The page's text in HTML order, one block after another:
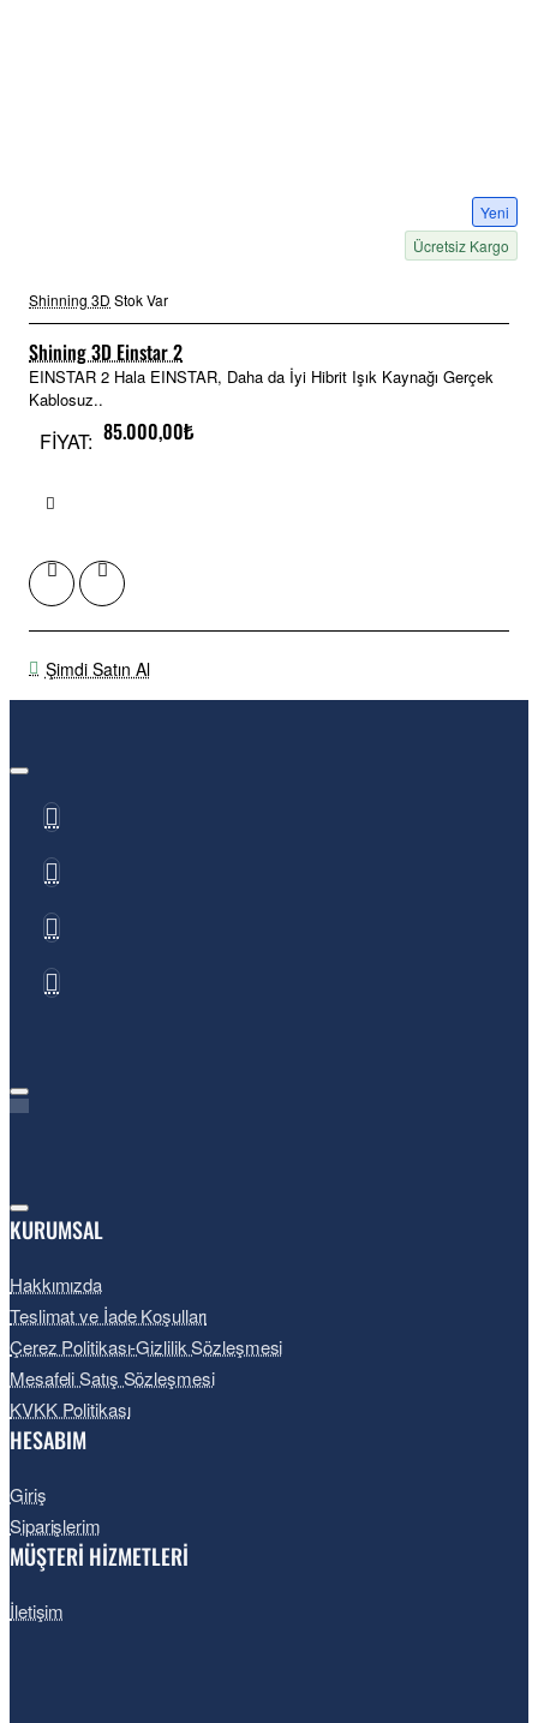
Yeni
Ücretsiz Kargo
Shinning 3D Stok Var
Shining 3D Einstar 2
EINSTAR 2 Hala EINSTAR, Daha da İyi Hibrit Işık Kaynağı Gerçek
Kablosuz..
FİYAT: 85.000,00₺
Şimdi Satın Al
KURUMSAL
Hakkımızda
Teslimat ve İade Koşulları
Çerez Politikası-Gizlilik Sözleşmesi
Mesafeli Satış Sözleşmesi
KVKK Politikası
HESABIM
Giriş
Siparişlerim
MÜŞTERİ HİZMETLERİ
İletişim